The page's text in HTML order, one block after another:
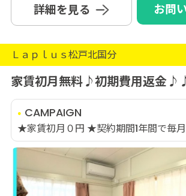
詳細を見る お問
Ｌａｐｌｕｓ松戸北国分
家賃初月無料♪初期費用返金
CAMPAIGN
★家賃初月０円 ★契約期間1年間で毎